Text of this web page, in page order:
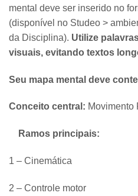
mental deve ser inserido no
(disponível no Studeo >
da Disciplina). Utilize
visuais, evitando textos
Seu mapa mental deve
Conceito central: Movimento
Ramos principais:
1 – Cinemática
2 – Controle motor